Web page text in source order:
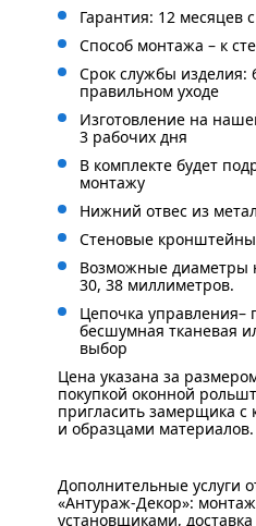
Гарантия: 12 месяцев
Способ монтажа – к
Срок службы изделия:
правильном уходе
Изготовление на
3 рабочих дня
В комплекте будет
монтажу
Нижний отвес из
Стеновые кронштейны
Возможные диаметры
30, 38 миллиметров.
Цепочка управления–
бесшумная тканевая
выбор
Цена указана за
покупкой оконной
пригласить замерщика с
и образцами материалов.
Дополнительные услуги
«Антураж-Декор»:
установщиками,